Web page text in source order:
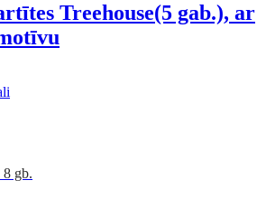
Treehouse(5 gab.), ar
gb.